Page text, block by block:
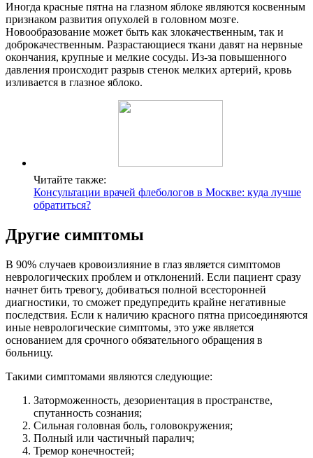
Иногда красные пятна на глазном яблоке являются косвенным
признаком развития опухолей в головном мозге.
Новообразование может быть как злокачественным, так и
доброкачественным. Разрастающиеся ткани давят на нервные
окончания, крупные и мелкие сосуды. Из-за повышенного
давления происходит разрыв стенок мелких артерий, кровь
изливается в глазное яблоко.
Читайте также:
Консультации врачей флебологов в Москве: куда лучше
обратиться?
Другие симптомы
В 90% случаев кровоизлияние в глаз является симптомов
неврологических проблем и отклонений. Если пациент сразу
начнет бить тревогу, добиваться полной всесторонней
диагностики, то сможет предупредить крайне негативные
последствия. Если к наличию красного пятна присоединяются
иные неврологические симптомы, это уже является
основанием для срочного обязательного обращения в
больницу.
Такими симптомами являются следующие:
Заторможенность, дезориентация в пространстве,
спутанность сознания;
Сильная головная боль, головокружения;
Полный или частичный паралич;
Тремор конечностей;